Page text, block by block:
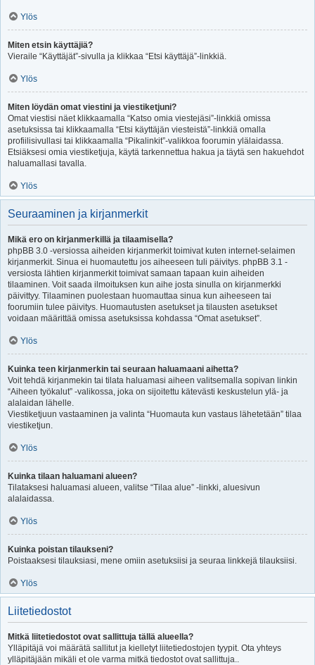
Ylös
Miten etsin käyttäjiä?
Vieraile “Käyttäjät”-sivulla ja klikkaa “Etsi käyttäjä”-linkkiä.
Ylös
Miten löydän omat viestini ja viestiketjuni?
Omat viestisi näet klikkaamalla “Katso omia viestejäsi”-linkkiä omissa
asetuksissa tai klikkaamalla “Etsi käyttäjän viesteistä”-linkkiä omalla
profiilisivullasi tai klikkaamalla “Pikalinkit”-valikkoa foorumin ylälaidassa.
Etsiäksesi omia viestiketjuja, käytä tarkennettua hakua ja täytä sen hakuehdot
haluamallasi tavalla.
Ylös
Seuraaminen ja kirjanmerkit
Mikä ero on kirjanmerkillä ja tilaamisella?
phpBB 3.0 -versiossa aiheiden kirjanmerkit toimivat kuten internet-selaimen
kirjanmerkit. Sinua ei huomautettu jos aiheeseen tuli päivitys. phpBB 3.1 -
versiosta lähtien kirjanmerkit toimivat samaan tapaan kuin aiheiden
tilaaminen. Voit saada ilmoituksen kun aihe josta sinulla on kirjanmerkki
päivittyy. Tilaaminen puolestaan huomauttaa sinua kun aiheeseen tai
foorumiin tulee päivitys. Huomautusten asetukset ja tilausten asetukset
voidaan määrittää omissa asetuksissa kohdassa “Omat asetukset”.
Ylös
Kuinka teen kirjanmerkin tai seuraan haluamaani aihetta?
Voit tehdä kirjanmekin tai tilata haluamasi aiheen valitsemalla sopivan linkin
“Aiheen työkalut” -valikossa, joka on sijoitettu kätevästi keskustelun ylä- ja
alalaidan lähelle.
Viestiketjuun vastaaminen ja valinta “Huomauta kun vastaus lähetetään” tilaa
viestiketjun.
Ylös
Kuinka tilaan haluamani alueen?
Tilataksesi haluamasi alueen, valitse “Tilaa alue” -linkki, aluesivun
alalaidassa.
Ylös
Kuinka poistan tilaukseni?
Poistaaksesi tilauksiasi, mene omiin asetuksiisi ja seuraa linkkejä tilauksiisi.
Ylös
Liitetiedostot
Mitkä liitetiedostot ovat sallittuja tällä alueella?
Ylläpitäjä voi määrätä sallitut ja kielletyt liitetiedostojen tyypit. Ota yhteys
ylläpitäjään mikäli et ole varma mitkä tiedostot ovat sallittuja..